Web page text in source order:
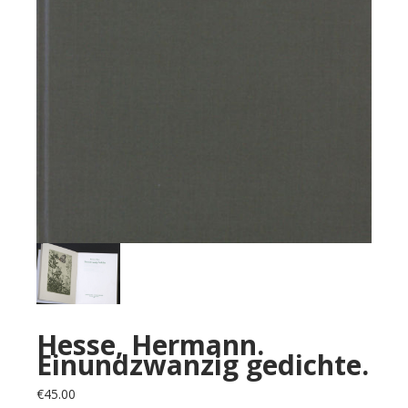
Hesse, Hermann.
Einundzwanzig gedichte.
€45.00